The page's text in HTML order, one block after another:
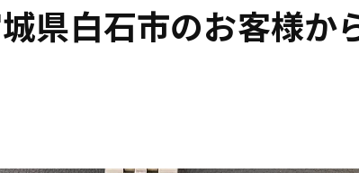
県白石市のお客様か